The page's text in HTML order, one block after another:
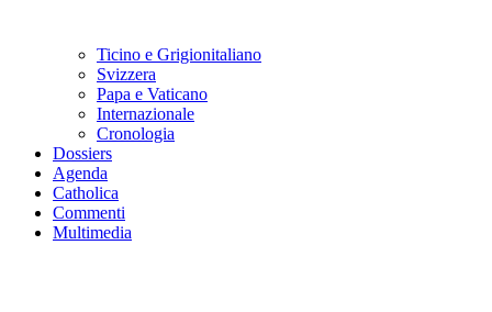
Ticino e Grigionitaliano
Svizzera
Papa e Vaticano
Internazionale
Cronologia
Dossiers
Agenda
Catholica
Commenti
Multimedia